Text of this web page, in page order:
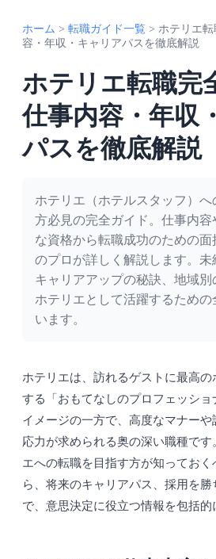
ホーム > 転職ガイド一覧 > ホテリエ
容・年収・キャリアパスを徹底解説
ホテリエ転職完
仕事内容・年収
パスを徹底解説
ホテリエ（ホテルスタッフ）
方必見の完全ガイド。仕事内
な資格から転職成功のための
のプロが詳しく解説します。
キャリアアップの秘訣、地域別
ホテリエとして活躍するための
います。
ホテリエは、訪れるゲストに最高
する「おもてなしのプロフェッシ
イメージの一方で、高度なマナー
応力が求められる奥の深い職種です
エへの転職を目指す方が知ってお
ら、将来のキャリアパス、採用を勝
で、意思決定に役立つ情報を包括的